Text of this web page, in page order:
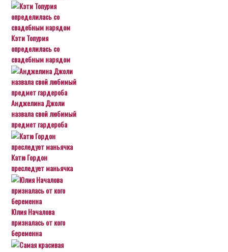
Кэти Топурия
определилась со
свадебным нарядом
Анджелина Джоли
назвала свой любимый
предмет гардероба
Катю Гордон
преследует маньячка
Юлия Началова
призналась от кого
беременна